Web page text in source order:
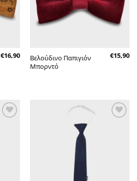
€16,90
Βελούδινο Παπιγιόν
Μπορντό
€15,90